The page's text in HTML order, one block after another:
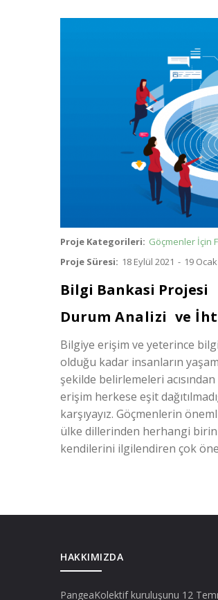
Proje Kategorileri
Göçmenler İçin
Proje Süresi
18 Eylül 2021 - 19
Bilgi Bankasi Projesi
Durum Analizi ve
Bilgiye erişim ve yeterince
olduğu kadar insanların
şekilde belirlemeleri
erişim herkese eşit
karşıyayız. Göçmenlerin
ülke dillerinden herhangi
kendilerini ilgilendiren çok
HAKKIMIZDA
PangeaKolektifkuruluşunu 12